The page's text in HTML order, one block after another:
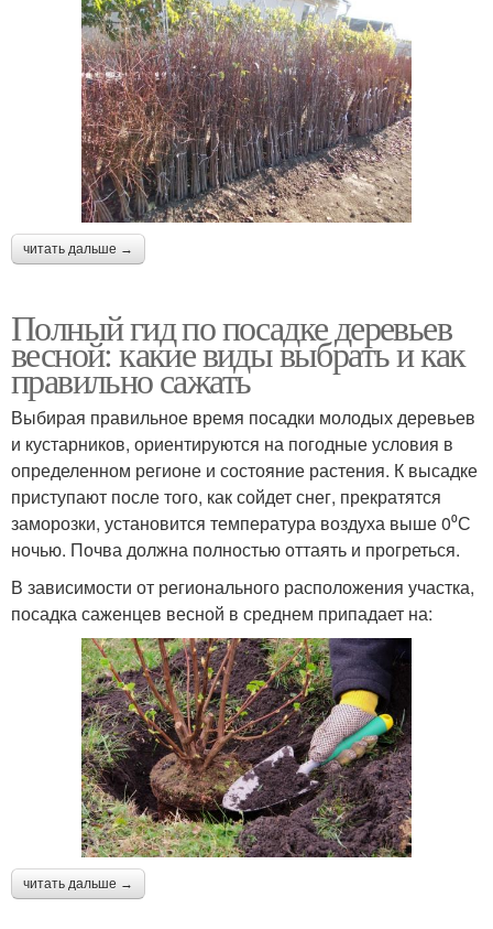
читать дальше →
Полный гид по посадке деревьев
весной: какие виды выбрать и как
правильно сажать
Выбирая правильное время посадки молодых деревьев
и кустарников, ориентируются на погодные условия в
определенном регионе и состояние растения. К высадке
приступают после того, как сойдет снег, прекратятся
заморозки, установится температура воздуха выше 0⁰С
ночью. Почва должна полностью оттаять и прогреться.
В зависимости от регионального расположения участка,
посадка саженцев весной в среднем припадает на:
читать дальше →